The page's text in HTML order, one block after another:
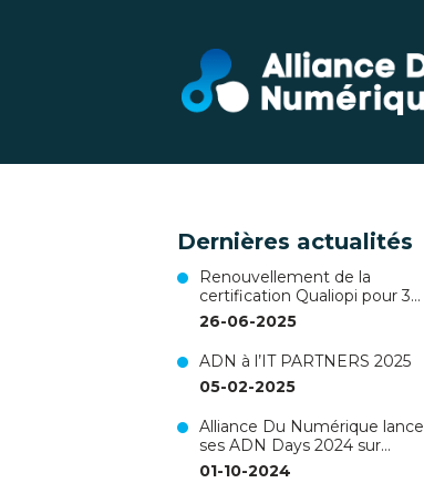
Dernières actualités
Renouvellement de la
certification Qualiopi pour 3
ans !
26-06-2025
ADN à l’IT PARTNERS 2025
05-02-2025
Alliance Du Numérique lance
ses ADN Days 2024 sur
Nantes !
01-10-2024